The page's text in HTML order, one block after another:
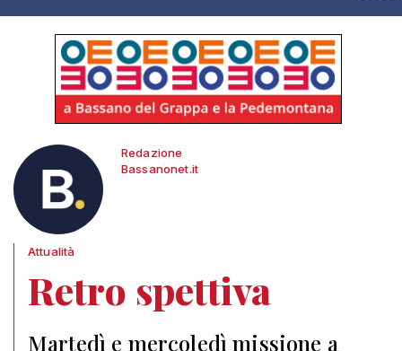
Redazione
Bassanonet.it
Attualità
Retro spettiva
Martedì e mercoledì missione a